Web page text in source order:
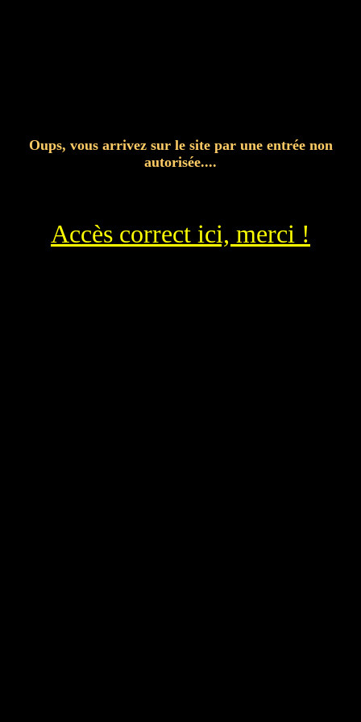
Oups, vous arrivez sur le site par une entrée non
autorisée....
Accès correct ici, merci !